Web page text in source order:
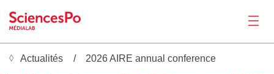
Actualités
Actualités 2026 AIRE annual conference